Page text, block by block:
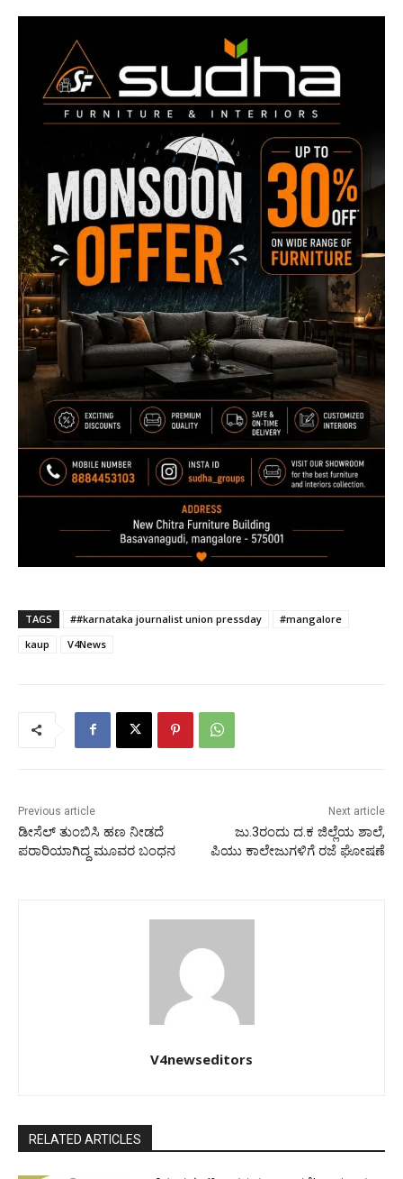
TAGS ##karnataka journalist union pressday
#mangalore
kaup
V4News
Previous article
ಡೀಸೆಲ್ ತುಂಬಿಸಿ ಹಣ ನೀಡದೆ
ಪರಾರಿಯಾಗಿದ್ದ ಮೂವರ ಬಂಧನ
Next article
ಜು.3ರಂದು ದ.ಕ ಜಿಲ್ಲೆಯ ಶಾಲೆ,
ಪಿಯು ಕಾಲೇಜುಗಳಿಗೆ ರಜೆ ಘೋಷಣೆ
V4newseditors
RELATED ARTICLES